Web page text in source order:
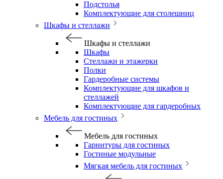
Подстолья
Комплектующие для столешниц
Шкафы и стеллажи
Шкафы и стеллажи
Шкафы
Стеллажи и этажерки
Полки
Гардеробные системы
Комплектующие для шкафов и
стеллажей
Комплектующие для гардеробных
Мебель для гостиных
Мебель для гостиных
Гарнитуры для гостиных
Гостиные модульные
Мягкая мебель для гостиных